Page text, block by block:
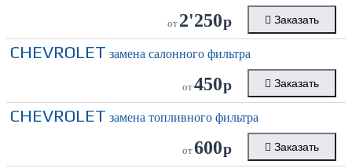
от 2'250р Заказать
CHEVROLET замена салонного фильтра
от450р Заказать
CHEVROLET замена топливного фильтра
от600р Заказать